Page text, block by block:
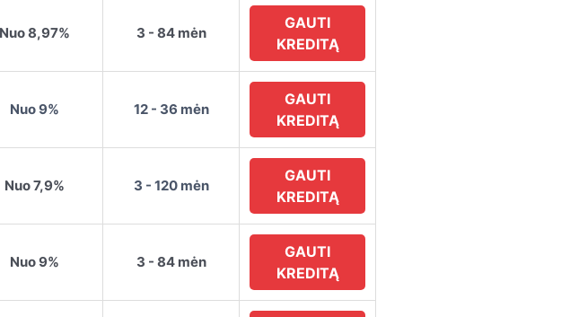
Nuo 8,97% 3 - 84 mėn
GAUTI
KREDITĄ
Nuo 9% 12 - 36 mėn
GAUTI
KREDITĄ
Nuo 7,9% 3 - 120 mėn
GAUTI
KREDITĄ
Nuo 9% 3 - 84 mėn
GAUTI
KREDITĄ